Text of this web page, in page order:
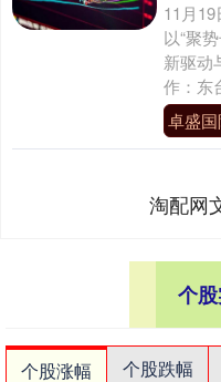
11月
以“聚
新驱动
作：东
卓盛
淘配网
个
个股涨幅 个股跌幅